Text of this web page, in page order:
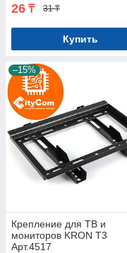
26 ₸ 31 ₸
Купить
–15%
Крепление для ТВ и
мониторов KRON T3
Арт.4517